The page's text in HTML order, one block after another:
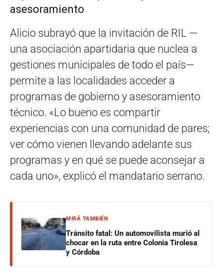
asesoramiento
Alicio subrayó que la invitación de RIL —
una asociación apartidaria que nuclea a
gestiones municipales de todo el país—
permite a las localidades acceder a
programas de gobierno y asesoramiento
técnico. «Lo bueno es compartir
experiencias con una comunidad de pares;
ver cómo vienen llevando adelante sus
programas y en qué se puede aconsejar a
cada uno», explicó el mandatario serrano.
MIRÁ TAMBIÉN
Tránsito fatal: Un automovilista murió al
chocar en la ruta entre Colonia Tirolesa
y Córdoba